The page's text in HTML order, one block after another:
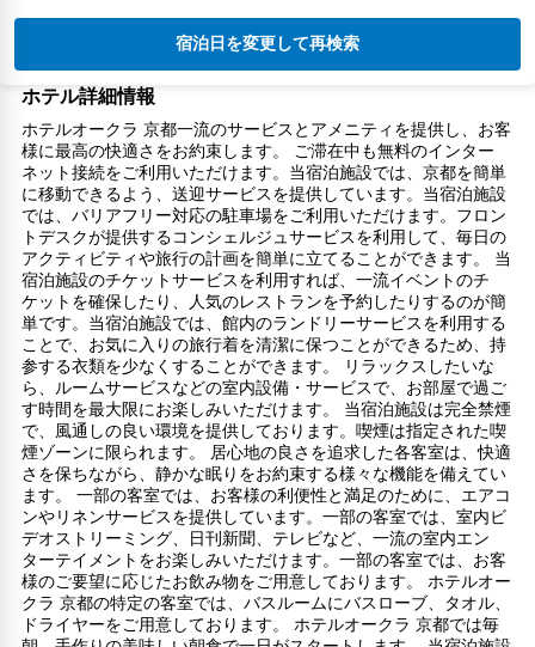
宿泊日を変更して再検索
ホテル詳細情報
ホテルオークラ 京都一流のサービスとアメニティを提供し、お客
様に最高の快適さをお約束します。 ご滞在中も無料のインター
ネット接続をご利用いただけます。当宿泊施設では、京都を簡単
に移動できるよう、送迎サービスを提供しています。当宿泊施設
では、バリアフリー対応の駐車場をご利用いただけます。フロン
トデスクが提供するコンシェルジュサービスを利用して、毎日の
アクティビティや旅行の計画を簡単に立てることができます。 当
宿泊施設のチケットサービスを利用すれば、一流イベントのチ
ケットを確保したり、人気のレストランを予約したりするのが簡
単です。当宿泊施設では、館内のランドリーサービスを利用する
ことで、お気に入りの旅行着を清潔に保つことができるため、持
参する衣類を少なくすることができます。 リラックスしたいな
ら、ルームサービスなどの室内設備・サービスで、お部屋で過ご
す時間を最大限にお楽しみいただけます。 当宿泊施設は完全禁煙
で、風通しの良い環境を提供しております。喫煙は指定された喫
煙ゾーンに限られます。 居心地の良さを追求した各客室は、快適
さを保ちながら、静かな眠りをお約束する様々な機能を備えてい
ます。 一部の客室では、お客様の利便性と満足のために、エアコ
ンやリネンサービスを提供しています。一部の客室では、室内ビ
デオストリーミング、日刊新聞、テレビなど、一流の室内エン
ターテイメントをお楽しみいただけます。一部の客室では、お客
様のご要望に応じたお飲み物をご用意しております。 ホテルオー
クラ 京都の特定の客室では、バスルームにバスローブ、タオル、
ドライヤーをご用意しております。 ホテルオークラ 京都では毎